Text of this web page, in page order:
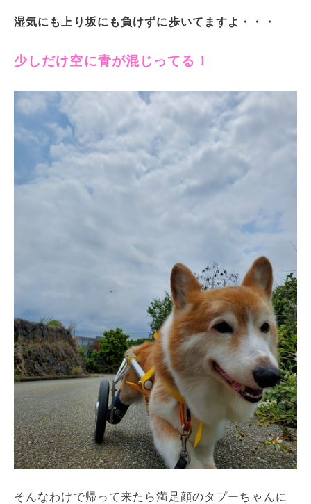
湿気にも上り坂にも負けずに歩いてますよ・・・
少しだけ空に青が混じってる！
そんなわけで帰って来たら満足顔のタプーちゃんに